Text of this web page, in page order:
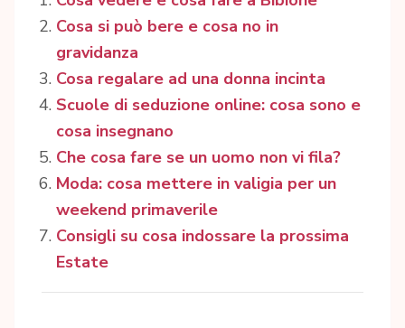
Cosa si può bere e cosa no in
gravidanza
Cosa regalare ad una donna incinta
Scuole di seduzione online: cosa sono e
cosa insegnano
Che cosa fare se un uomo non vi fila?
Moda: cosa mettere in valigia per un
weekend primaverile
Consigli su cosa indossare la prossima
Estate